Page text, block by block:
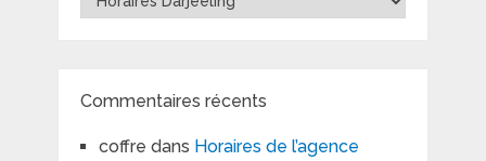
les
Commentaires récents
coffre dans Horaires de l’agence